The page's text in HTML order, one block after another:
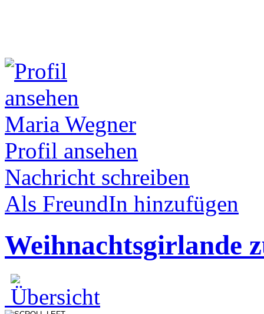
Maria Wegner
Profil ansehen
Nachricht schreiben
Als FreundIn hinzufügen
Weihnachtsgirlande